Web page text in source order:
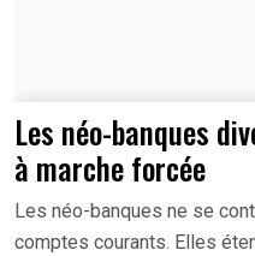
Les néo-banques
à marche forcée
Les néo-banques ne se
comptes courants. Elles